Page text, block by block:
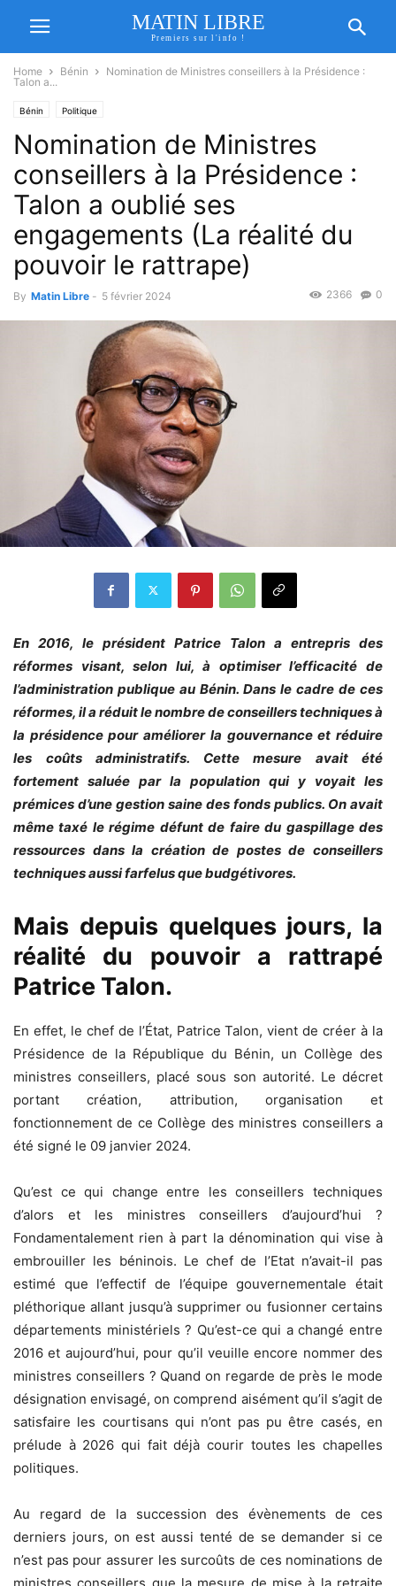
MATIN LIBRE
Premiers sur l'info !
Home Bénin
Nomination de Ministres conseillers à la Présidence :
Talon a...
Bénin Politique
Nomination de Ministres
conseillers à la Présidence :
Talon a oublié ses
engagements (La réalité du
pouvoir le rattrape)
By Matin Libre - 5 février 2024 0
2366
En 2016, le président Patrice Talon a entrepris des
réformes visant, selon lui, à optimiser l’efficacité de
l’administration publique au Bénin. Dans le cadre de ces
réformes, il a réduit le nombre de conseillers techniques à
la présidence pour améliorer la gouvernance et réduire
les coûts administratifs. Cette mesure avait été
fortement saluée par la population qui y voyait les
prémices d’une gestion saine des fonds publics. On avait
même taxé le régime défunt de faire du gaspillage des
ressources dans la création de postes de conseillers
techniques aussi farfelus que budgétivores.
Mais depuis quelques jours, la
réalité du pouvoir a rattrapé
Patrice Talon.
En effet, le chef de l’État, Patrice Talon, vient de créer à la
Présidence de la République du Bénin, un Collège des
ministres conseillers, placé sous son autorité. Le décret
portant création, attribution, organisation et
fonctionnement de ce Collège des ministres conseillers a
été signé le 09 janvier 2024.
Qu’est ce qui change entre les conseillers techniques
d’alors et les ministres conseillers d’aujourd’hui ?
Fondamentalement rien à part la dénomination qui vise à
embrouiller les béninois. Le chef de l’Etat n’avait-il pas
estimé que l’effectif de l’équipe gouvernementale était
pléthorique allant jusqu’à supprimer ou fusionner certains
départements ministériels ? Qu’est-ce qui a changé entre
2016 et aujourd’hui, pour qu’il veuille encore nommer des
ministres conseillers ? Quand on regarde de près le mode
désignation envisagé, on comprend aisément qu’il s’agit de
satisfaire les courtisans qui n’ont pas pu être casés, en
prélude à 2026 qui fait déjà courir toutes les chapelles
politiques.
Au regard de la succession des évènements de ces
derniers jours, on est aussi tenté de se demander si ce
n’est pas pour assurer les surcoûts de ces nominations de
ministres conseillers que la mesure de mise à la retraite